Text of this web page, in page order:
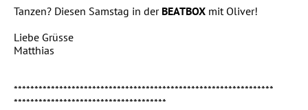
Tanzen? Diesen Samstag in der BEATBOX mit Oliver!
Liebe Grüsse
Matthias
***************************************************************
*************************************